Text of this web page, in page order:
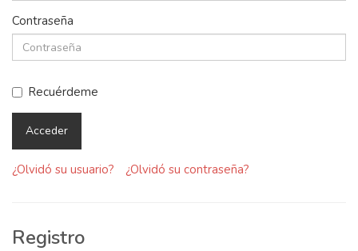
Contraseña
Recuérdeme
Acceder
¿Olvidó su usuario? ¿Olvidó su contraseña?
Registro